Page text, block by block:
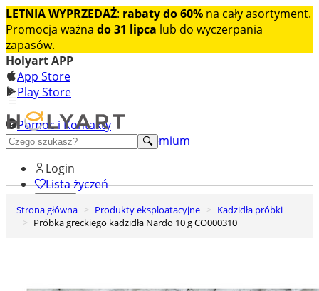
LETNIA WYPRZEDAŻ: rabaty do 60% na cały asortyment.
Promocja ważna do 31 lipca lub do wyczerpania
zapasów.
Holyart APP
App Store
Play Store
Pomoc i Kontakty
+48 222 922 860
Odkryj premium
Login
Lista życzeń
0
Koszyk
Strona główna Produkty eksploatacyjne
Kadzidła próbki
Próbka greckiego kadzidła Nardo 10 g CO000310